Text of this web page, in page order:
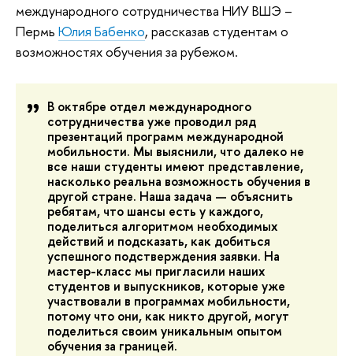
международного сотрудничества НИУ ВШЭ –
Пермь Юлия Бабенко, рассказав студентам о
возможностях обучения за рубежом.
В октябре отдел международного
сотрудничества уже проводил ряд
презентаций программ международной
мобильности. Мы выяснили, что далеко не
все наши студенты имеют представление,
насколько реальна возможность обучения в
другой стране. Наша задача — объяснить
ребятам, что шансы есть у каждого,
поделиться алгоритмом необходимых
действий и подсказать, как добиться
успешного подстверждения заявки. На
мастер-класс мы пригласили наших
студентов и выпускников, которые уже
участвовали в программах мобильности,
потому что они, как никто другой, могут
поделиться своим уникальным опытом
обучения за границей.